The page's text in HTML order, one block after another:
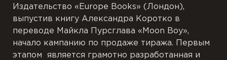
Издательство «Europe Books» (Лондон),
выпустив книгу Александра Коротко в
переводе Майкла Пурсглава «Moon Boy»,
начало кампанию по продаже тиража. Первым
этапом является грамотно разработанная и